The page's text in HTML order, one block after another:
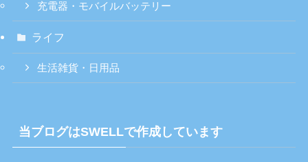
充電器・モバイルバッテリー
ライフ
生活雑貨・日用品
当ブログはSWELLで作成しています